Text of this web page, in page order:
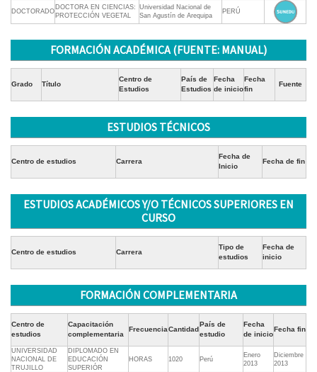
DOCTORADO
DOCTORA EN CIENCIAS:
PROTECCIÓN VEGETAL
Universidad Nacional de
San Agustín de Arequipa
PERÚ
FORMACIÓN ACADÉMICA (FUENTE: MANUAL)
Grado Título
Centro de
Estudios
País de
Estudios
Fecha
de inicio
Fecha
fin
Fuente
ESTUDIOS TÉCNICOS
Centro de estudios Carrera
Fecha de
Inicio
Fecha de fin
ESTUDIOS ACADÉMICOS Y/O TÉCNICOS SUPERIORES EN
CURSO
Centro de estudios Carrera
Tipo de
estudios
Fecha de
inicio
FORMACIÓN COMPLEMENTARIA
Centro de
estudios
Capacitación
complementaria
FrecuenciaCantidad
País de
estudio
Fecha
de inicio
Fecha fin
UNIVERSIDAD
NACIONAL DE
TRUJILLO
DIPLOMADO EN
EDUCACIÓN
SUPERIÓR
HORAS 1020 Perú
Enero
2013
Diciembre
2013